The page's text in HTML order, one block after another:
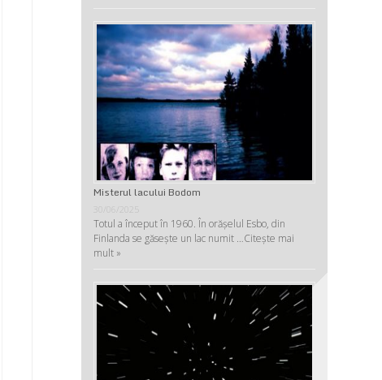
Misterul lacului Bodom
Totul a început în 1960. În orășelul Esbo, din
Finlanda se găsește un lac numit …Citește mai
mult »